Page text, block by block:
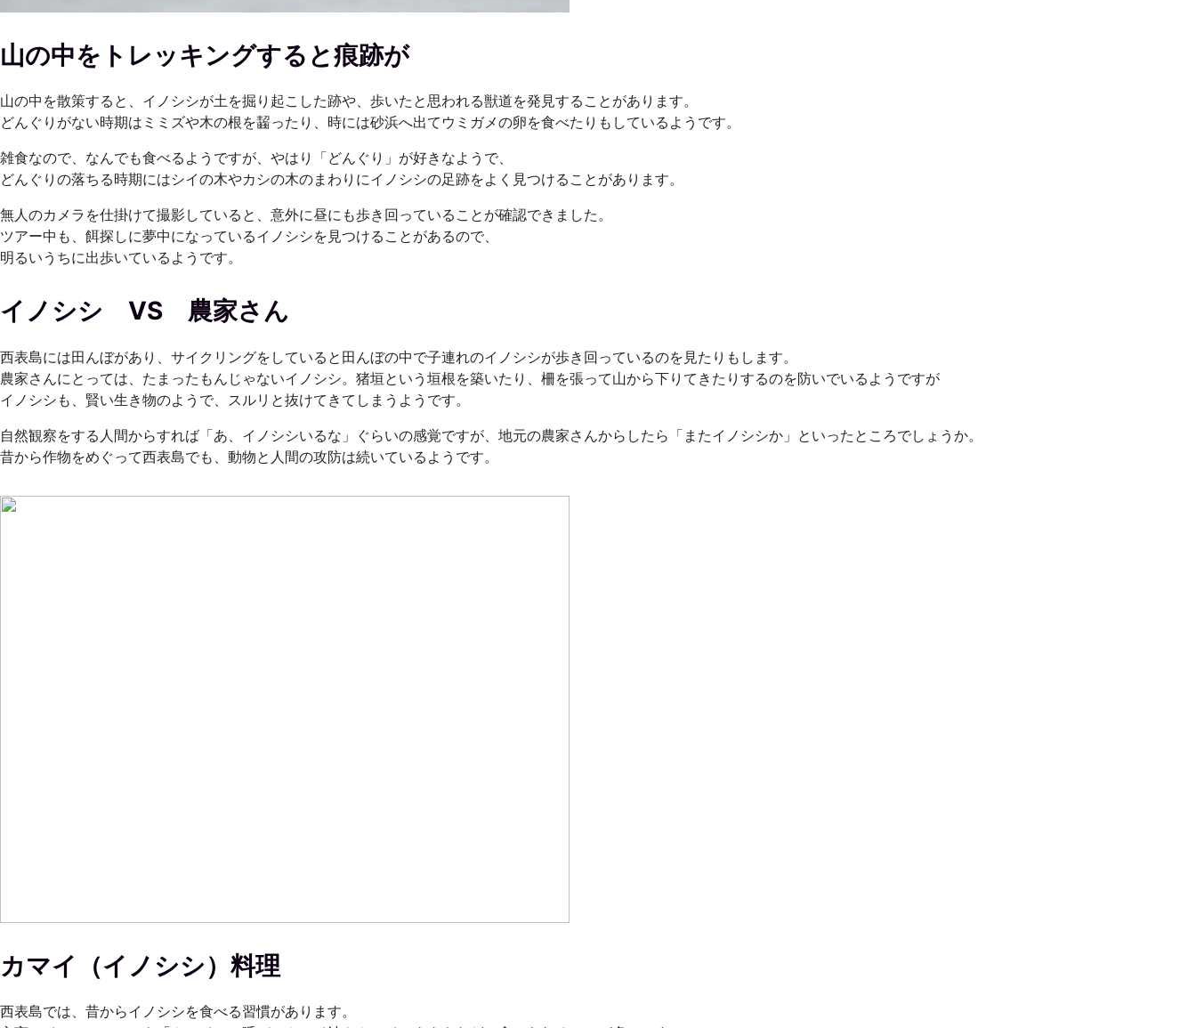
山の中をトレッキングすると痕跡が
山の中を散策すると、イノシシが土を掘り起こした跡や、歩いたと思われる獣道を発見することがあります。
どんぐりがない時期はミミズや木の根を齧ったり、時には砂浜へ出てウミガメの卵を食べたりもしているようです。
雑食なので、なんでも食べるようですが、やはり「どんぐり」が好きなようで、
どんぐりの落ちる時期にはシイの木やカシの木のまわりにイノシシの足跡をよく見つけることがあります。
無人のカメラを仕掛けて撮影していると、意外に昼にも歩き回っていることが確認できました。
ツアー中も、餌探しに夢中になっているイノシシを見つけることがあるので、
明るいうちに出歩いているようです。
イノシシ VS 農家さん
西表島には田んぼがあり、サイクリングをしていると田んぼの中で子連れのイノシシが歩き回っているのを見たりもします。
農家さんにとっては、たまったもんじゃないイノシシ。猪垣という垣根を築いたり、柵を張って山から下りてきたりするのを防いでいるようですが
イノシシも、賢い生き物のようで、スルリと抜けてきてしまうようです。
自然観察をする人間からすれば「あ、イノシシいるな」ぐらいの感覚ですが、地元の農家さんからしたら「またイノシシか」といったところでしょうか。
昔から作物をめぐって西表島でも、動物と人間の攻防は続いているようです。
カマイ（イノシシ）料理
西表島では、昔からイノシシを食べる習慣があります。